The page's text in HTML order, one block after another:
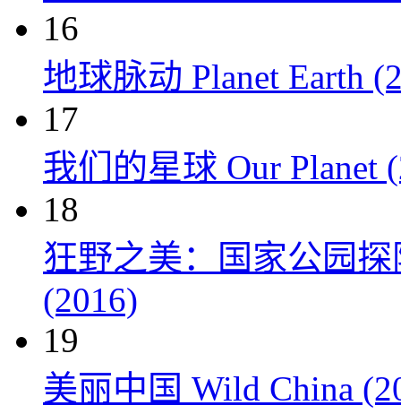
16
地球脉动 Planet Earth
17
我们的星球 Our Planet
18
狂野之美：国家公园探
(2016)
19
美丽中国 Wild China